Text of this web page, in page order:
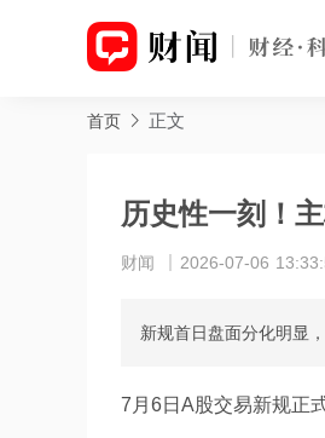
首页 正文
历史性一刻！
财闻 2026-07-06
新规首日盘面分化明显
7月6日A股交易新规正